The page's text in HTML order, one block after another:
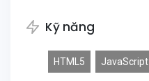
Kỹ năng
HTML5 JavaScript